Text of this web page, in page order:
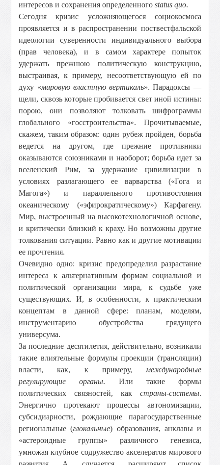
интересов и сохранения определенногоstatus quo.
Сегодня кризис усложняющегося социокосмоса
проявляется и в распространении поствестфальской
идеологии суверенности индивидуального выбора
(прав человека), и в самом характере попыток
удержать прежнюю политическую конструкцию,
выстраивая, к примеру, несоответствующую ей по
духу «мировую властную вертикаль». Парадоксы —
щели, сквозь которые пробивается свет иной истины:
порою, они позволяют толковать шифрограммы
глобального «госстроительства». Прочитываемые,
скажем, таким образом: один рубеж пройден, борьба
ведется на другом, где прежние противники
оказываются союзниками и наоборот; борьба идет за
вселенский Рим, за удержание цивилизации в
условиях разлагающего ее варварства («Гога и
Магога») и параллельного противостояния
океаническому («эфирократическому») Карфагену.
Мир, выстроенный на высокотехнологичной основе,
и критически близкий к краху. Но возможны другие
толкования ситуации. Равно как и другие мотивации
ее прочтения.
Очевидно одно: кризис предопределил разрастание
интереса к альтернативным формам социальной и
политической организации мира, к судьбе уже
существующих. И, в особенности, к практическим
концептам в данной сфере: планам, моделям,
инструментарию обустройства грядущего
универсума.
За последние десятилетия, действительно, возникали
такие влиятельные формулы проекции (трансляции)
власти, как, к примеру, международные
регулирующие органы. Или такие формы
политических связностей, как страны-системы.
Энергично протекают процессы автономизации,
субсидиарности, рождающие парагосударственные
региональные (глокальные) образования, анклавы и
«астероидные группы» различного генезиса,
умножая клубное содружество акселератов мирового